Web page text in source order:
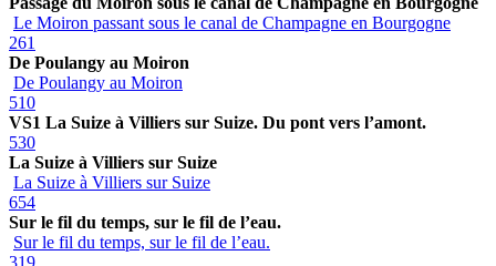
Le Moiron passant sous le canal de Champagne en Bourgogne
261
De Poulangy au Moiron
De Poulangy au Moiron
510
VS1 La Suize à Villiers sur Suize. Du pont vers l’amont.
530
La Suize à Villiers sur Suize
La Suize à Villiers sur Suize
654
Sur le fil du temps, sur le fil de l’eau.
Sur le fil du temps, sur le fil de l’eau.
319